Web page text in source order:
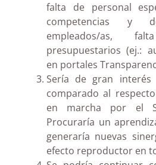
falta de personal
competencias y
empleados/as,
presupuestarios (ej.:
en portales
Sería de gran
comparado al
en marcha por el
Procuraría un
generaría nuevas
efecto reproductor en